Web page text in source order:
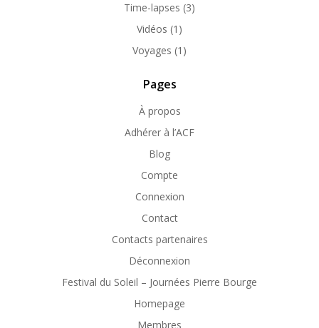
Time-lapses (3)
Vidéos (1)
Voyages (1)
Pages
À propos
Adhérer à l’ACF
Blog
Compte
Connexion
Contact
Contacts partenaires
Déconnexion
Festival du Soleil – Journées Pierre Bourge
Homepage
Membres